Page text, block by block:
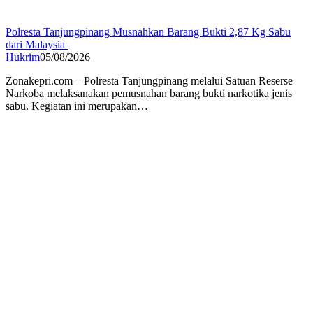
Polresta Tanjungpinang Musnahkan Barang Bukti 2,87 Kg Sabu
dari Malaysia
Hukrim05/08/2026
Zonakepri.com – Polresta Tanjungpinang melalui Satuan Reserse
Narkoba melaksanakan pemusnahan barang bukti narkotika jenis
sabu. Kegiatan ini merupakan…